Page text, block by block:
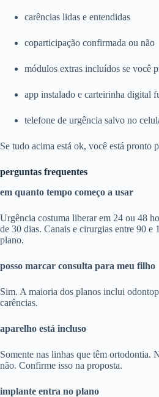
carências lidas e entendidas
coparticipação confirmada ou não
módulos extras incluídos se você
app instalado e carteirinha digital
telefone de urgência salvo no
Se tudo acima está ok, você está pronto
perguntas frequentes
em quanto tempo começo a usar
Urgência costuma liberar em 24 ou 48
de 30 dias. Canais e cirurgias entre 90 e
plano.
posso marcar consulta para meu filho
Sim. A maioria dos planos inclui
carências.
aparelho está incluso
Somente nas linhas que têm ortodontia.
não. Confirme isso na proposta.
implante entra no plano